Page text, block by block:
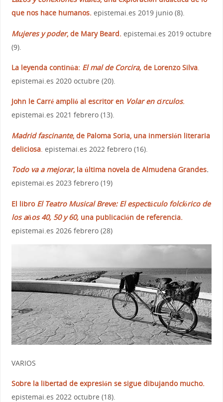
que nos hace humanos. epistemai.es 2019 junio (8).
Mujeres y poder, de Mary Beard. epistemai.es 2019 octubre
(9).
La leyenda continúa:El mal de Corcira, de Lorenzo Silva.
epistemai.es 2020 octubre (20).
John le Carré amplió al escritor en Volar en círculos.
epistemai.es 2021 febrero (13).
Madrid fascinante, de Paloma Soria, una inmersión literaria
deliciosa. epistemai.es 2022 febrero (16).
Todo va a mejorar, la última novela de Almudena Grandes.
epistemai.es 2023 febrero (19)
El libroEl Teatro Musical Breve: El espectáculo folclórico de
los años 40, 50 y 60, una publicación de referencia.
epistemai.es 2026 febrero (28)
VARIOS
Sobre la libertad de expresión se sigue dibujando mucho.
epistemai.es 2022 octubre (18).